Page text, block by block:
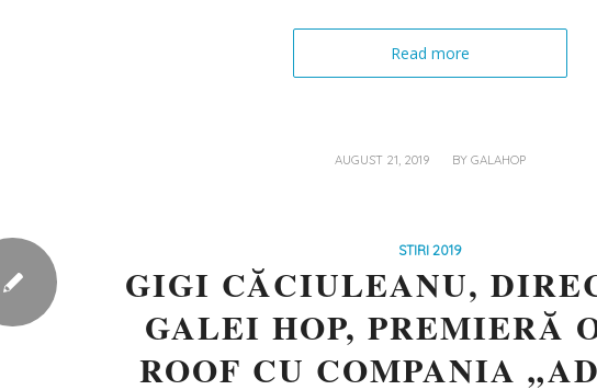
Read more
AUGUST 21, 2019
/ BYGALAHOP
STIRI 2019
GIGI CĂCIULEANU,
GALEI HOP, PREMIERĂ
ROOF CU COMPANIA